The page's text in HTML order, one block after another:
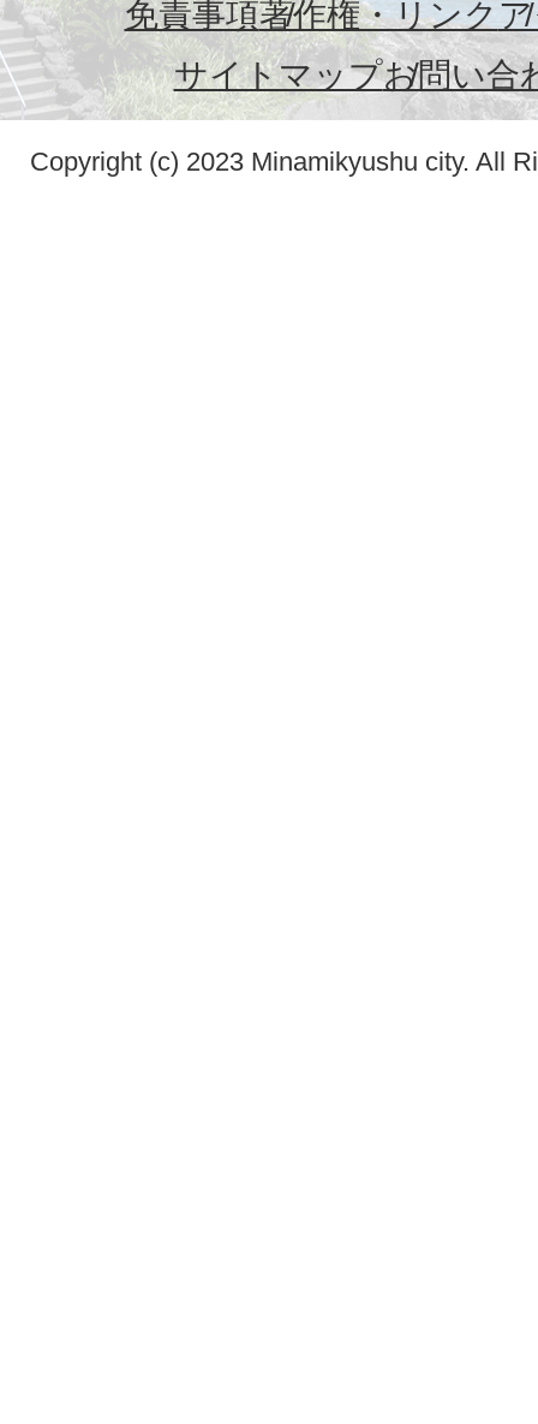
免責事項著作権・リンク
サイトマップお問い合
Copyright (c) 2023 Minamikyushu city. All